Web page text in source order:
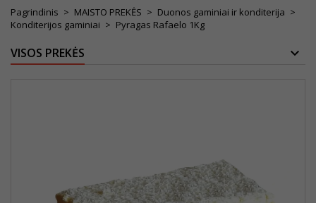
Pagrindinis MAISTO PREKĖS
Duonos gaminiai ir konditerija
Konditerijos gaminiai
Pyragas Rafaelo 1Kg
VISOS PREKĖS